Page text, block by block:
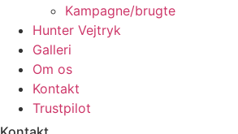
Kampagne/brugte
Hunter Vejtryk
Galleri
Om os
Kontakt
Trustpilot